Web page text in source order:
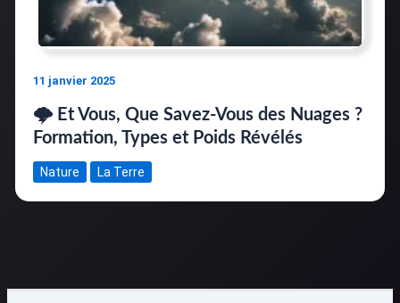
11 janvier 2025
🌩️ Et Vous, Que Savez-Vous des Nuages ?
Formation, Types et Poids Révélés
Nature La Terre